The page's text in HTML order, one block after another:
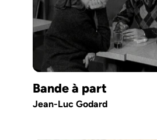
Bande à part
Jean-Luc Godard